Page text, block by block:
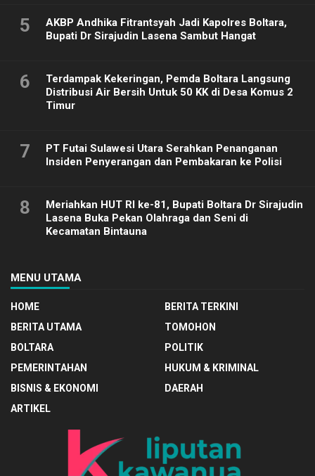
5
AKBP Andhika Fitrantsyah Jadi Kapolres Boltara,
Bupati Dr Sirajudin Lasena Sambut Hangat
6
Terdampak Kekeringan, Pemda Boltara Langsung
Distribusi Air Bersih Untuk 50 KK di Desa Komus 2
Timur
7
PT Futai Sulawesi Utara Serahkan Penanganan
Insiden Penyerangan dan Pembakaran ke Polisi
8
Meriahkan HUT RI ke-81, Bupati Boltara Dr Sirajudin
Lasena Buka Pekan Olahraga dan Seni di
Kecamatan Bintauna
MENU UTAMA
HOME
BERITA TERKINI
BERITA UTAMA
TOMOHON
BOLTARA
POLITIK
PEMERINTAHAN
HUKUM & KRIMINAL
BISNIS & EKONOMI
DAERAH
ARTIKEL